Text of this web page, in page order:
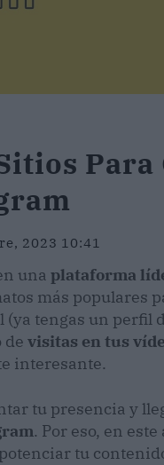
2023 10:41
una plataforma
más populares
(ya tengas un perfil
de visitas en tus
interesante.
tu presencia y
. Por eso, en
tu